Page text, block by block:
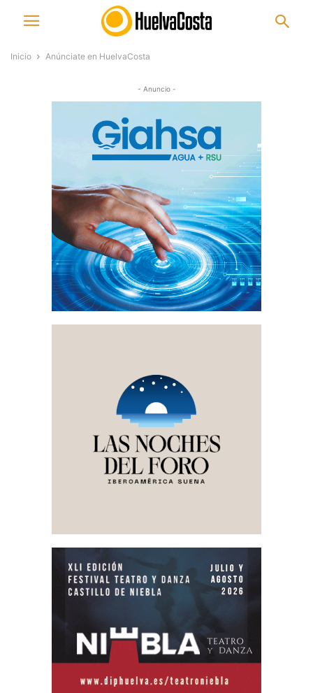
Inicio Anúnciate en HuelvaCosta
- Anuncio -